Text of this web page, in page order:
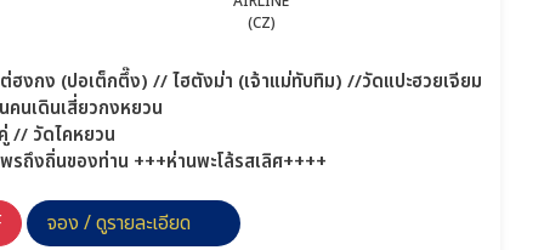
ฮงกง (ปอเต็กตึ๊ง) // ไฮตังม่า (เจ้าแม่ทับทิม) //วัดแปะฮวยเจียม
นเดินเสี่ยวกงหยวน
// วัดไคหยวน
รถึงถิ่นของท่าน +++ห่านพะโล้รสเลิศ++++
จอง / ดูรายละเอียด